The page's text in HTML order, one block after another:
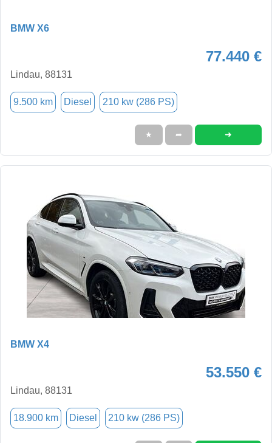
BMW X6
77.440 €
Lindau, 88131
9.500 km Diesel 210 kw (286 PS)
★ ➦ ➜
BMW X4
53.550 €
Lindau, 88131
18.900 km Diesel 210 kw (286 PS)